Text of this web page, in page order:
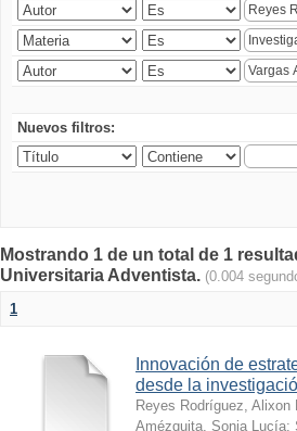
Nuevos filtros:
Mostrando 1 de un total de 1
Universitaria Adventista. (0.004
1
Innovación de
desde la
Reyes Rodríguez, Alixon
Amézquita, Sonia Lucía;